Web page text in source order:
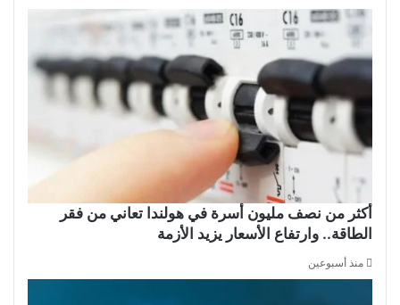
أكثر من نصف مليون أسرة في هولندا تعاني من فقر
الطاقة.. وارتفاع الأسعار يزيد الأزمة
منذ أسبوعين